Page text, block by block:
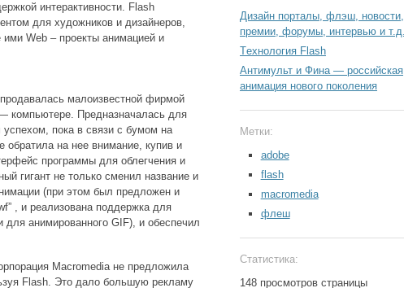
интерактивности. Flash
для художников и дизайнеров,
Web – проекты анимацией и
малоизвестной фирмой
компьютере. Предназначалась для
пока в связи с бумом на
обратила на нее внимание, купив и
программы для облегчения и
гигант не только сменил название и
(при этом был предложен и
, и реализована поддержка для
анимированного GIF), и обеспечил
Macromedia не предложила
Flash. Это дало большую рекламу
Дизайн порталы, флэш, новости,
премии, форумы, интервью и т.д.
Tехнология Flash
Антимульт и Фина — российская
анимация нового поколения
Метки:
adobe
flash
macromedia
флеш
Статистика:
148 просмотров страницы